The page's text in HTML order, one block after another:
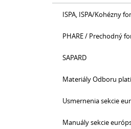
ISPA, ISPA/Kohézny
PHARE / Prechodný
SAPARD
Materiály Odboru
Usmernenia sekcie
Manuály sekcie